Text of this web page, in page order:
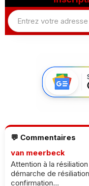
💬 Commentaires
van meerbeck
Attention à la
démarche de
confirmation...